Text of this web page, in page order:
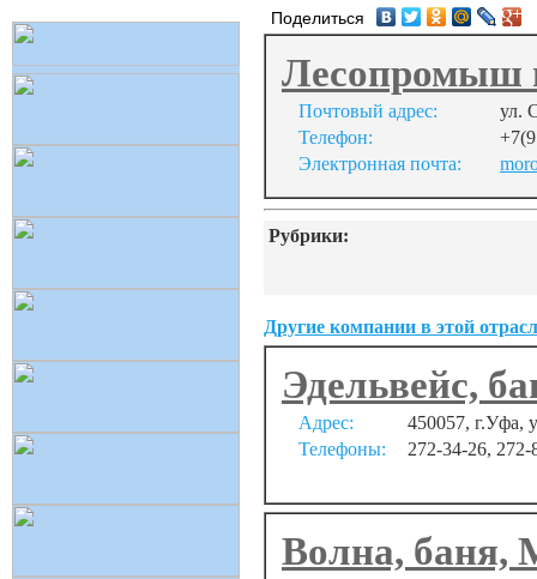
Поделиться
Лесопромыш
Почтовый адрес:
ул.
Телефон:
Электронная почта:
Рубрики:
Другие компании в этой
Эдельвейс,
Адрес:
450057, г.Уфа,
Телефоны:
272-34-26,
Волна,